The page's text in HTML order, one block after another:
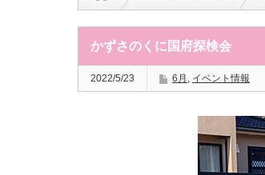
かずさのくに国府探検会
2022/5/23 6月 , イベント情報